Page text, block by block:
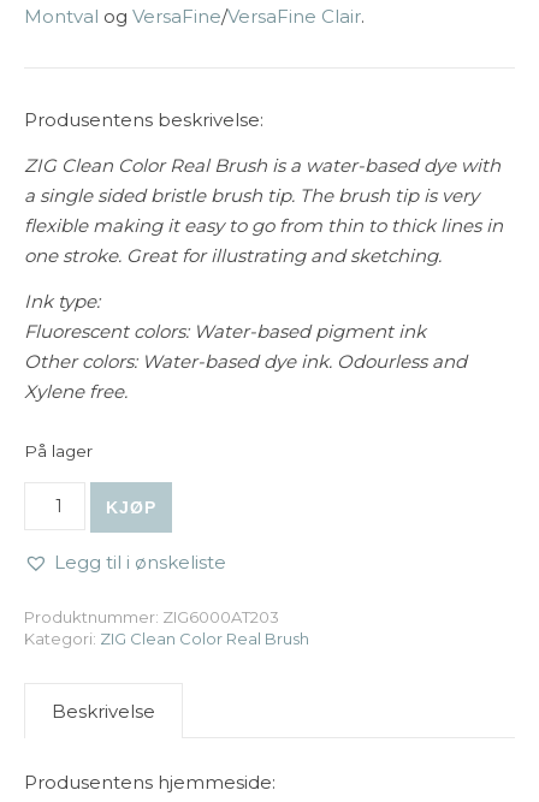
Montval og VersaFine/VersaFine Clair.
Produsentens beskrivelse:
ZIG Clean Color Real Brush is a water-based dye with
a single sided bristle brush tip. The brush tip is very
flexible making it easy to go from thin to thick lines in
one stroke. Great for illustrating and sketching.
Ink type:
Fluorescent colors: Water-based pigment ink
Other colors: Water-based dye ink. Odourless and
Xylene free.
På lager
KJØP
Legg til i ønskeliste
Produktnummer: ZIG6000AT203
Kategori: ZIG Clean Color Real Brush
Beskrivelse
Produsentens hjemmeside: